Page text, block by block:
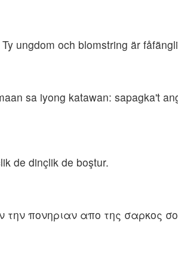
ungdom och blomstring är
sa iyong katawan: sapagka't
de dinçlik de boştur.
πονηριαν απο της σαρκος